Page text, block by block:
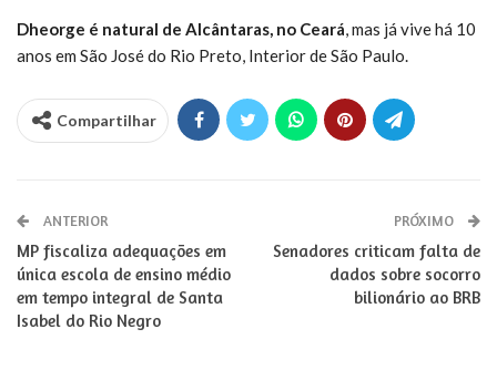
Dheorge é natural de Alcântaras, no Ceará, mas já vive há 10
anos em São José do Rio Preto, Interior de São Paulo.
Compartilhar
ANTERIOR
MP fiscaliza adequações em
única escola de ensino médio
em tempo integral de Santa
Isabel do Rio Negro
PRÓXIMO
Senadores criticam falta de
dados sobre socorro
bilionário ao BRB